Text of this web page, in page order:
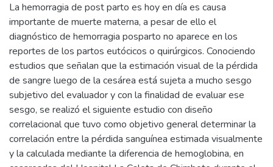
La hemorragia de post parto es hoy en día es causa
importante de muerte materna, a pesar de ello el
diagnóstico de hemorragia posparto no aparece en los
reportes de los partos eutócicos o quirúrgicos. Conociendo
estudios que señalan que la estimación visual de la pérdida
de sangre luego de la cesárea está sujeta a mucho sesgo
subjetivo del evaluador y con la finalidad de evaluar ese
sesgo, se realizó el siguiente estudio con diseño
correlacional que tuvo como objetivo general determinar la
correlación entre la pérdida sanguínea estimada visualmente
y la calculada mediante la diferencia de hemoglobina, en